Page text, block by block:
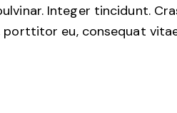
Integer tincidunt.
eu, consequat